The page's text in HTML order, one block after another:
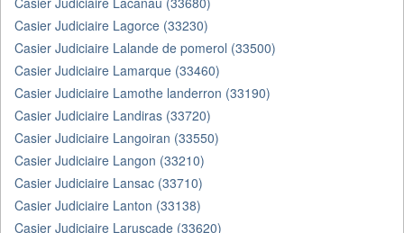
Casier Judiciaire Lagorce (33230)
Casier Judiciaire Lalande de pomerol (33500)
Casier Judiciaire Lamarque (33460)
Casier Judiciaire Lamothe landerron (33190)
Casier Judiciaire Landiras (33720)
Casier Judiciaire Langoiran (33550)
Casier Judiciaire Langon (33210)
Casier Judiciaire Lansac (33710)
Casier Judiciaire Lanton (33138)
Casier Judiciaire Laruscade (33620)